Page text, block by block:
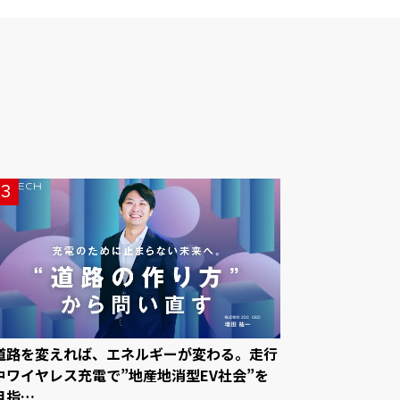
3
路を変えれば、エネルギーが変わる。走行
ワイヤレス充電で”地産地消型EV社会”を